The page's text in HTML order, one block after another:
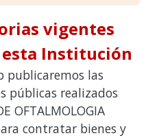
vigentes
Institución
publicaremos las
públicas realizados
OFTALMOLOGIA
contratar bienes y